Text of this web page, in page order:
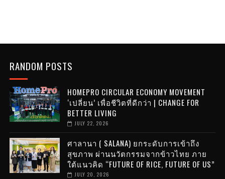
RANDOM POSTS
HOMEPRO CIRCULAR ECONOMY MOVEMENT
‘เปลี่ยน’ เพื่อชีวิตที่ดีกว่า | CHANGE FOR
BETTER LIVING
JULY 22, 2026
ศาลานา ( SALANA) ยกระดับการเข้าถึง
สุขภาพ ผ่านนวัตกรรมจากข้าวไทย ภาย
ใต้แนวคิด “FUTURE OF RICE, FUTURE OF US”
JULY 20, 2026